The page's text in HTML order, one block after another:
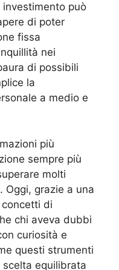
può
di poter
fissa
nei
di possibili
la
a medio e
più
sempre più
molti
Oggi, grazie a una
di
chi aveva dubbi
curiosità e
questi strumenti
equilibrata